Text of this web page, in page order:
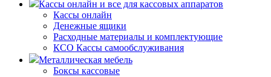
Кассы онлайн и все для кассовых аппаратов
Кассы онлайн
Денежные ящики
Расходные материалы и комплектующие
КСО Кассы самообслуживания
Металлическая мебель
Боксы кассовые